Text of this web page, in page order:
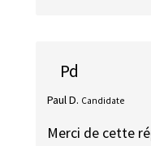
Pd
Paul D. Candidate
Merci de cette